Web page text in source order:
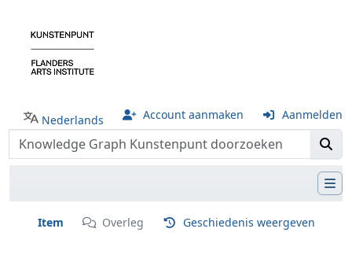
Nederlands Account aanmaken Aanmelden
Item Overleg Geschiedenis weergeven